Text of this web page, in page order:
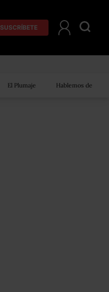
SUSCRÍBETE
El Plumaje Hablemos de